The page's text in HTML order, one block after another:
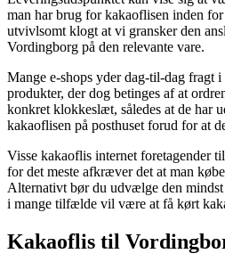
man har brug for kakaoflisen inden
utvivlsomt klogt at vi gransker den
Vordingborg på den relevante vare.
Mange e-shops yder dag-til-dag fragt
produkter, der dog betinges af at
konkret klokkeslæt, således at de har
kakaoflisen på posthuset forud for at
Visse kakaoflis internet foretagender
for det meste afkræver det at man
Alternativt bør du udvælge den
i mange tilfælde vil være at få kørt
Kakaoflis til